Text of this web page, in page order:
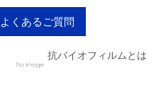
よくあるご質問
抗バイオフィルムとは